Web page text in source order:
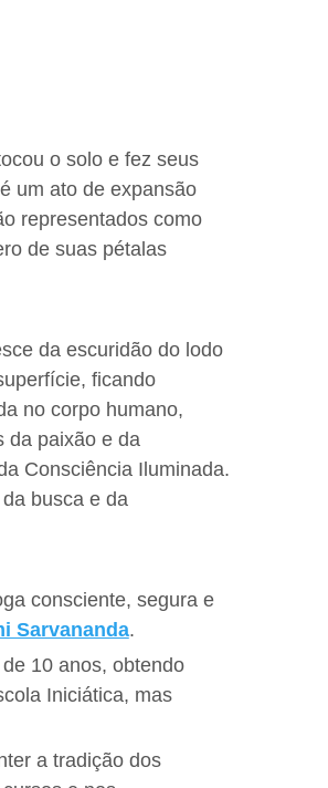
o solo e fez seus
um ato de expansão
representados como
de suas pétalas
da escuridão do lodo
ficando
no corpo humano,
da paixão e da
Consciência Iluminada.
busca e da
consciente, segura e
Sarvananda.
10 anos, obtendo
Iniciática, mas
a tradição dos